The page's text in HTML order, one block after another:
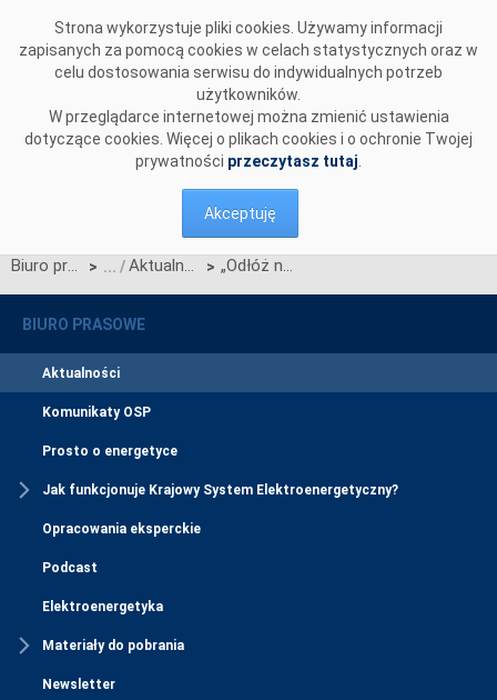
Strona wykorzystuje pliki cookies. Używamy informacji
zapisanych za pomocą cookies w celach statystycznych oraz w
celu dostosowania serwisu do indywidualnych potrzeb
użytkowników.
W przeglądarce internetowej można zmienić ustawienia
dotyczące cookies. Więcej o plikach cookies i o ochronie Twojej
prywatności przeczytasz tutaj
Akceptuję
Biuro prasowe > Aktualności > „Odłóż na później” - kampania edukacyjna, która podpowiada, kiedy najlepiej używać prądu
BIURO PRASOWE
Aktualności
Komunikaty OSP
Prosto o energetyce
Jak funkcjonuje Krajowy System Elektroenergetyczny?
Opracowania eksperckie
Podcast
Elektroenergetyka
Materiały do pobrania
Newsletter